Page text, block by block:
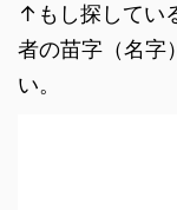
↑もし探してい
者の苗字（名字
い。